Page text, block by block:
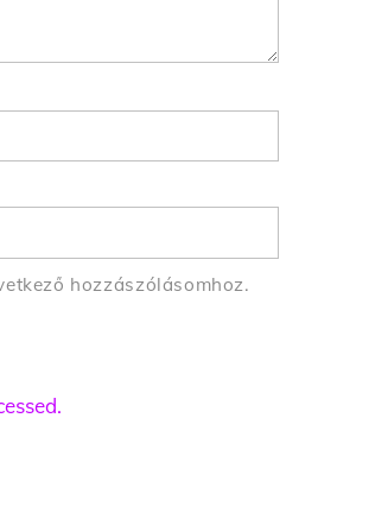
hozzászólásomhoz.